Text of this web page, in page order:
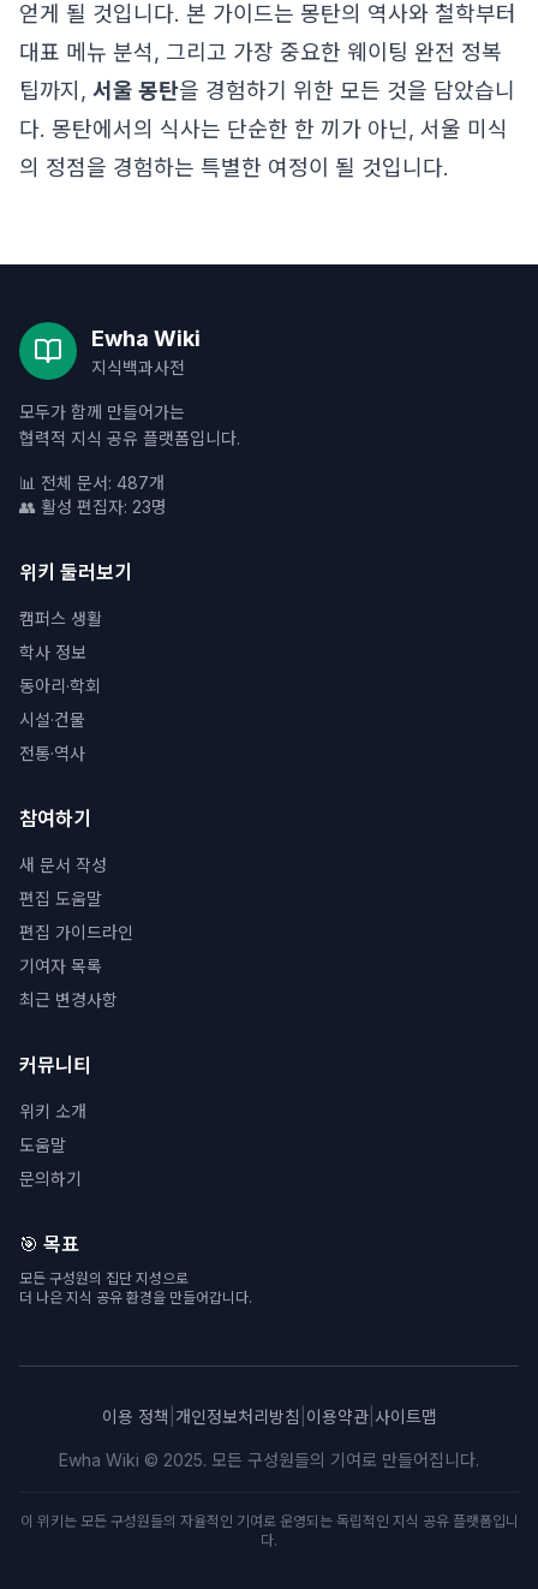
얻게 될 것입니다. 본 가이드는 몽탄의 역사와 철학부터
대표 메뉴 분석, 그리고 가장 중요한 웨이팅 완전 정복
팁까지, 서울 몽탄을 경험하기 위한 모든 것을 담았습니
다. 몽탄에서의 식사는 단순한 한 끼가 아닌, 서울 미식
의 정점을 경험하는 특별한 여정이 될 것입니다.
Ewha Wiki
지식백과사전
모두가 함께 만들어가는
협력적 지식 공유 플랫폼입니다.
📊 전체 문서: 487개
👥 활성 편집자: 23명
위키 둘러보기
캠퍼스 생활
학사 정보
동아리·학회
시설·건물
전통·역사
참여하기
새 문서 작성
편집 도움말
편집 가이드라인
기여자 목록
최근 변경사항
커뮤니티
위키 소개
도움말
문의하기
🎯 목표
모든 구성원의 집단 지성으로
더 나은 지식 공유 환경을 만들어갑니다.
이용 정책 개인정보처리방침 이용약관| 사이트맵
Ewha Wiki © 2025. 모든 구성원들의 기여로 만들어집니다.
이 위키는 모든 구성원들의 자율적인 기여로 운영되는 독립적인 지식 공유 플랫폼입니
다.